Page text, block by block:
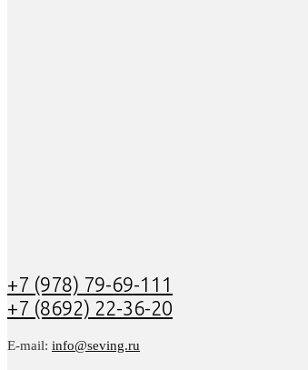
+7 (978) 79-69-111
+7 (8692) 22-36-20
E-mail: info@seving.ru